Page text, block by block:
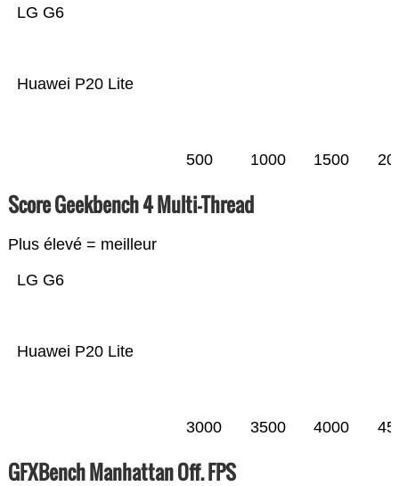
Huawei P20 Lite
LG G6
500 1000 1500
Score Geekbench 4 Multi-Thread
Plus élevé = meilleur
Huawei P20 Lite
LG G6
3000 3500 4000
GFXBench Manhattan Off. FPS